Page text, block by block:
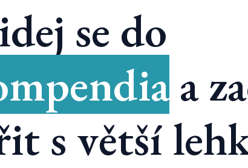
se do
a
s větší